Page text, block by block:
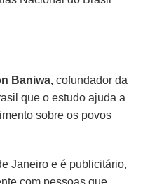
Baniwa, cofundador da
que o estudo ajuda a
sobre os povos
Janeiro e é publicitário,
com pessoas que